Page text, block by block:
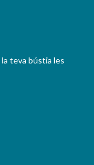
teva bústia les